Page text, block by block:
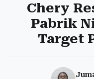
Chery
Pabrik
Target